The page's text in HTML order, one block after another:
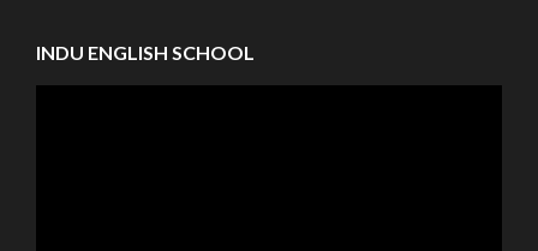
INDU ENGLISH SCHOOL